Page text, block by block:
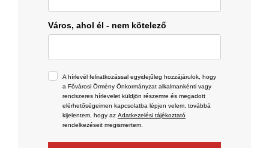
Város, ahol él - nem kötelező
A hírlevél feliratkozással egyidejűleg hozzájárulok, hogy
a Fővárosi Örmény Önkormányzat alkalmankénti vagy
rendszeres hírlevelet küldjön részemre és megadott
elérhetőségeimen kapcsolatba lépjen velem, továbbá
kijelentem, hogy az Adatkezelési tájékoztató
rendelkezéseit megismertem.